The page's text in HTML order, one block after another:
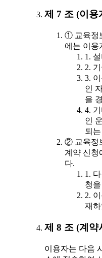
제 7 조 (이용
① 교육정
에는 이용
1.
2.
3.
인
을
4.
인
되
② 교육정
계약 신청
다.
1.
청
2.
재하
제 8 조 (계약
이용자는 다음